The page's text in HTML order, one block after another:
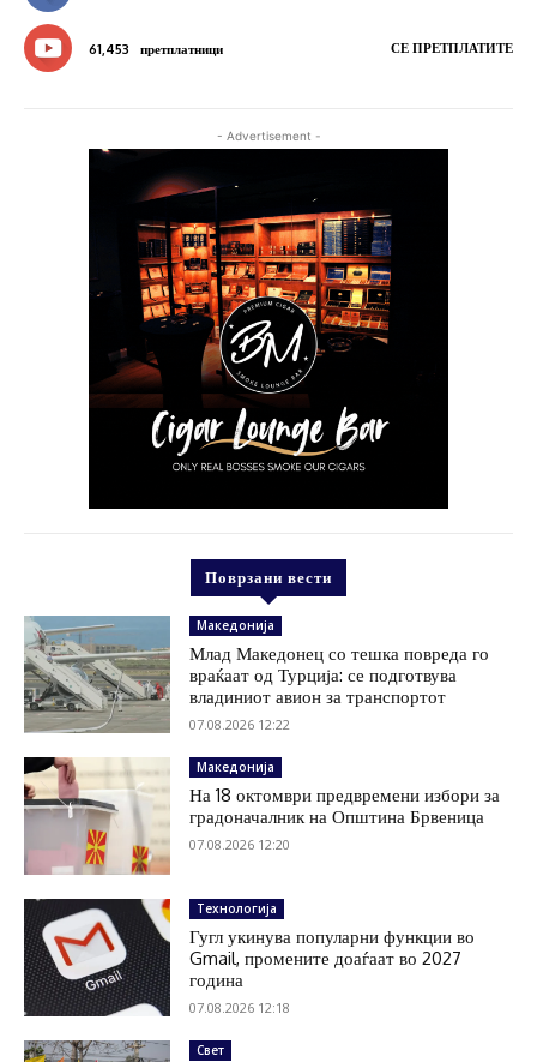
61,453 претплатници СЕ ПРЕТПЛАТИТЕ
- Advertisement -
Поврзани вести
Македонија
Млад Македонец со тешка повреда го
враќаат од Турција: се подготвува
владиниот авион за транспортот
07.08.2026 12:22
Македонија
На 18 октомври предвремени избори за
градоначалник на Општина Брвеница
07.08.2026 12:20
Технологија
Гугл укинува популарни функции во
Gmail, промените доаѓаат во 2027
година
07.08.2026 12:18
Свет